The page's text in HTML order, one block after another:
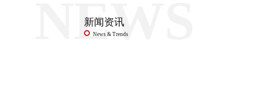
NEWS
新闻资讯
News & Trends